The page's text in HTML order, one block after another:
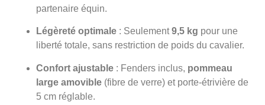
partenaire équin.
Légèreté optimale : Seulement9,5 kg pour une
liberté totale, sans restriction de poids du cavalier.
Confort ajustable : Fenders inclus, pommeau
large amovible (fibre de verre) et porte-étrivière de
5 cm réglable.